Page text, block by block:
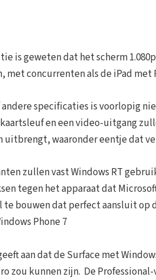
is geweten dat het scherm
met concurrenten als de iPad
specificaties is voorlopig
en een video-uitgang
waaronder eentje dat
zullen vast Windows RT
tegen het apparaat dat
te bouwen dat perfect aansluit op
Phone 7
aan dat de Surface met
zou kunnen zijn. De